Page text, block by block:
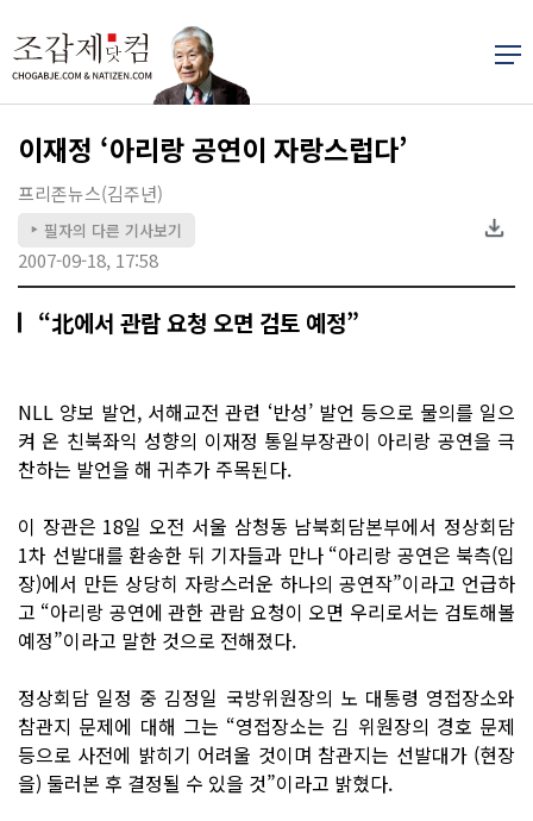
이재정 ‘아리랑 공연이 자랑스럽다’
프리존뉴스(김주년)
▶ 필자의 다른 기사보기
2007-09-18, 17:58
“北에서 관람 요청 오면 검토 예정”
NLL 양보 발언, 서해교전 관련 ‘반성’ 발언 등으로 물의를 일으
켜 온 친북좌익 성향의 이재정 통일부장관이 아리랑 공연을 극
찬하는 발언을 해 귀추가 주목된다.
이 장관은 18일 오전 서울 삼청동 남북회담본부에서 정상회담
1차 선발대를 환송한 뒤 기자들과 만나 “아리랑 공연은 북측(입
장)에서 만든 상당히 자랑스러운 하나의 공연작”이라고 언급하
고 “아리랑 공연에 관한 관람 요청이 오면 우리로서는 검토해볼
예정”이라고 말한 것으로 전해졌다.
정상회담 일정 중 김정일 국방위원장의 노 대통령 영접장소와
참관지 문제에 대해 그는 “영접장소는 김 위원장의 경호 문제
등으로 사전에 밝히기 어려울 것이며 참관지는 선발대가 (현장
을) 둘러본 후 결정될 수 있을 것”이라고 밝혔다.